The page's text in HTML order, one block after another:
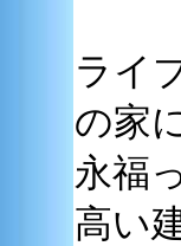
ライ
の家
永福
高い